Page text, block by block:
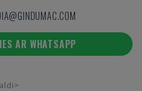
AR WHATSAPP